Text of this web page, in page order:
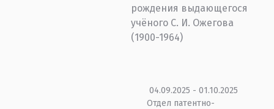
рождения выдающегося
учёного С. И. Ожегова
(1900-1964)
04.09.2025 - 01.10.2025
Отдел патентно-